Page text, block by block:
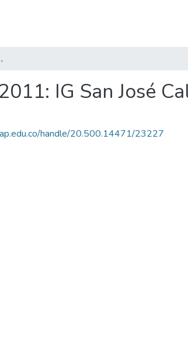
Caldas 2011
IG San José
handle/20.500.14471/23227